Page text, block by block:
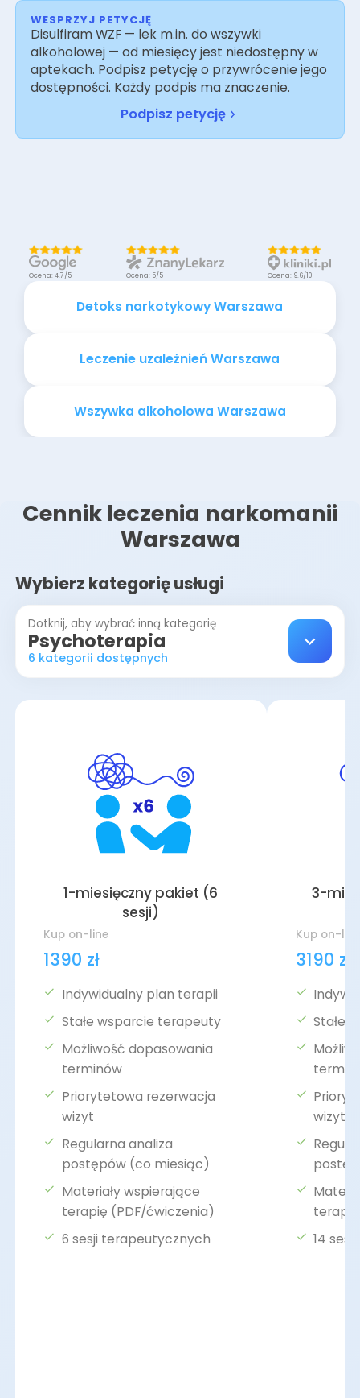
WESPRZYJ PETYCJĘ
Disulfiram WZF — lek m.in. do wszywki
alkoholowej — od miesięcy jest niedostępny w
aptekach. Podpisz petycję o przywrócenie jego
dostępności. Każdy podpis ma znaczenie.
Podpisz petycję
Detoks narkotykowy Warszawa
Leczenie uzależnień Warszawa
Wszywka alkoholowa Warszawa
Ocena: 4.7/5 Ocena: 5/5 Ocena: 9.6/10
Cennik leczenia narkomanii
Warszawa
Wybierz kategorię usługi
Dotknij, aby wybrać inną kategorię
Psychoterapia
6 kategorii dostępnych
1-miesięczny pakiet (6
sesji)
Kup on-line
1390 zł
Indywidualny plan terapii
Stałe wsparcie terapeuty
Możliwość dopasowania
terminów
Priorytetowa rezerwacja
wizyt
Regularna analiza
postępów (co miesiąc)
Materiały wspierające
terapię (PDF/ćwiczenia)
6 sesji terapeutycznych
3-
Kup on-
3190 zł
Stałe
wizyt
14